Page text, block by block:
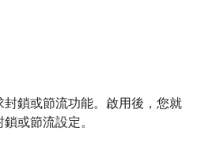
鎖或節流功能。啟用後，您就
或節流設定。